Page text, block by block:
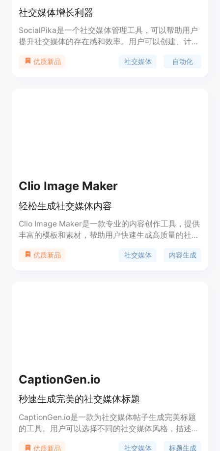
社交媒体增长利器
SocialPika是一个社交媒体管理工具，可以帮助用户
提升社交媒体的存在感和效率。用户可以创建、计划
间，提高生产力。SocialPika提供实时预览、AI生成
优质新品 社交媒体 自动化
Clio Image Maker
轻松生成社交媒体内容
Clio Image Maker是一款专业的内容创作工具，提供
丰富的模板和素材，帮助用户快速生成高质量的社交
优质新品 社交媒体 内容生成
CaptionGen.io
秒速生成完美的社交媒体标题
CaptionGen.io是一款为社交媒体帖子生成完美标题
的工具。用户可以选择不同的社交媒体风格，描述帖
优质新品 社交媒体 标题生成